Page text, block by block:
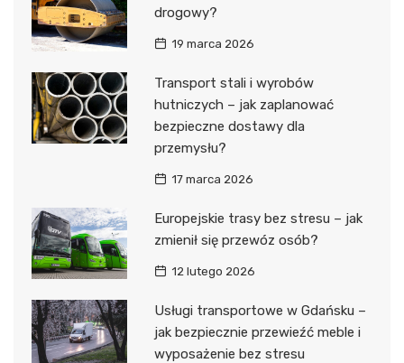
drogowy?
19 marca 2026
Transport stali i wyrobów
hutniczych – jak zaplanować
bezpieczne dostawy dla
przemysłu?
17 marca 2026
Europejskie trasy bez stresu – jak
zmienił się przewóz osób?
12 lutego 2026
Usługi transportowe w Gdańsku –
jak bezpiecznie przewieźć meble i
wyposażenie bez stresu